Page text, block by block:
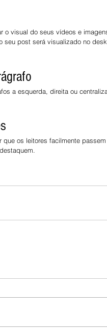
o visual do seus vídeos e
seu post será visualizado no
a esquerda, direita ou
que os leitores facilmente